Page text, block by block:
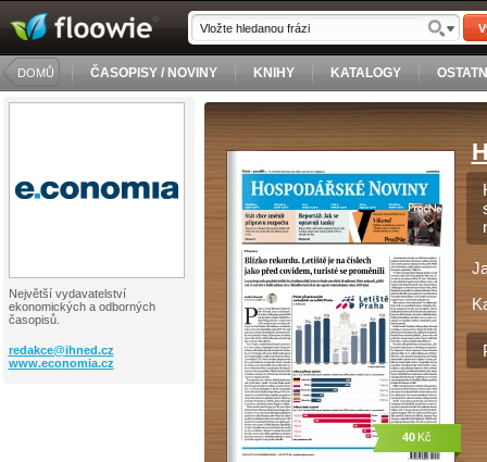
DOMŮ ČASOPISY / NOVINY KNIHY KATALOGY
Největší vydavatelství
ekonomických a odborných
časopisů.
redakce@ihned.cz
www.economia.cz
40 Kč